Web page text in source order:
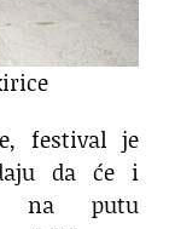
festival je
da će i
na putu